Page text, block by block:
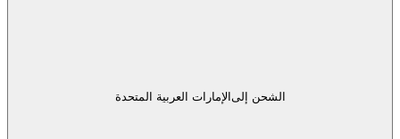
الشحن إلىالإمارات العربية المتحدة